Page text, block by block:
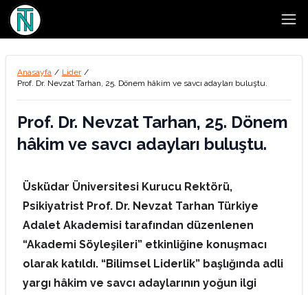
Anasayfa / Lider /
Prof. Dr. Nevzat Tarhan, 25. Dönem hâkim ve savcı adayları buluştu.
Prof. Dr. Nevzat Tarhan, 25. Dönem
hâkim ve savcı adayları buluştu.
Üsküdar Üniversitesi Kurucu Rektörü,
Psikiyatrist Prof. Dr. Nevzat Tarhan Türkiye
Adalet Akademisi tarafından düzenlenen
“Akademi Söyleşileri” etkinliğine konuşmacı
olarak katıldı. “Bilimsel Liderlik” başlığında adli
yargı hâkim ve savcı adaylarının yoğun ilgi